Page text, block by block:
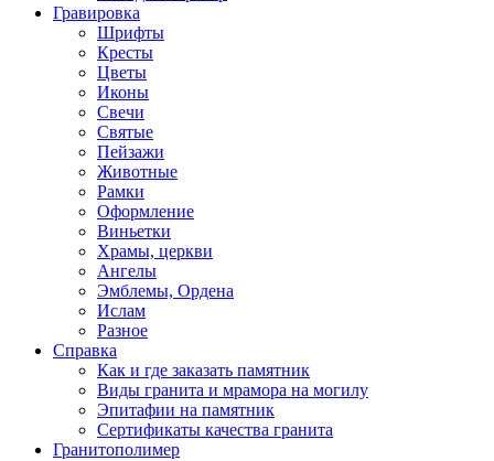
Гравировка
Шрифты
Кресты
Цветы
Иконы
Свечи
Святые
Пейзажи
Животные
Рамки
Оформление
Виньетки
Храмы, церкви
Ангелы
Эмблемы, Ордена
Ислам
Разное
Справка
Как и где заказать памятник
Виды гранита и мрамора на могилу
Эпитафии на памятник
Сертификаты качества гранита
Гранитополимер